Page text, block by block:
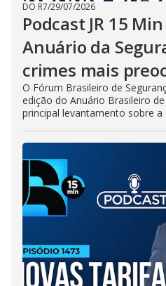
DO R7/29/07/2026
Podcast JR 15
Anuário da
crimes mais
O Fórum Brasileiro de
edição do Anuário Brasileiro
principal levantamento sobre a